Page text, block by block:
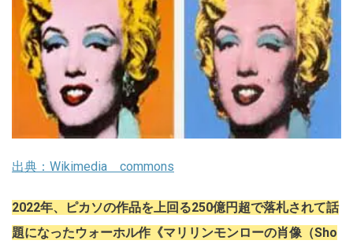
出典：Wikimedia commons
2022年、ピカソの作品を上回る250億円超で落札されて話
題になったウォーホル作《マリリンモンローの肖像（Sho